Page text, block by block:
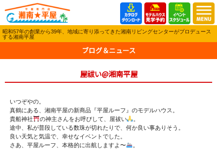
昭和57年の創業から39年、地域に寄り添ってきた湘南リビングセンターがプロデュース
する湘南平屋
ブログ＆ニュース
屋祓い@湘南平屋
いつぞやの。
真鶴にある、湘南平屋の新商品『平屋ルーフ』のモデルハウス。
貴船神社
の神主さんをお呼びして、屋祓い
。
途中、私が普段している数珠が切れたりで、何か良い事ありそう。
良い天気と気温で、幸せなイベントでした。
さあ、平屋ルーフ、本格的に出航しますよ〜
。